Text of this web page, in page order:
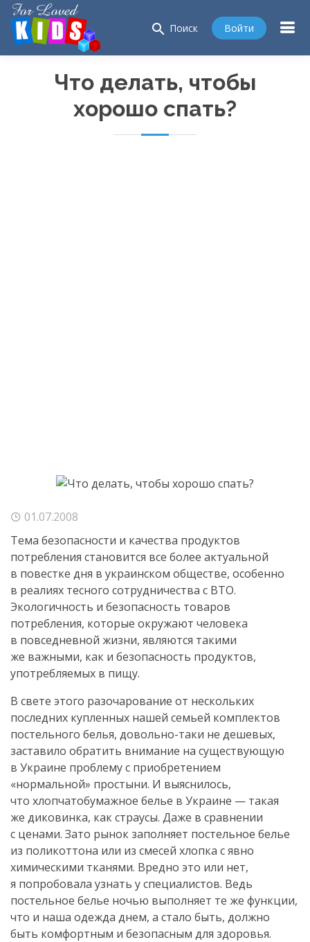
search Поиск Войти
Что делать, чтобы
хорошо спать?
01.07.2008
Тема безопасности и качества продуктов
потребления становится все более актуальной
в повестке дня в украинском обществе, особенно
в реалиях тесного сотрудничества с ВТО.
Экологичность и безопасность товаров
потребления, которые окружают человека
в повседневной жизни, являются такими
же важными, как и безопасность продуктов,
употребляемых в пищу.
В свете этого разочарование от нескольких
последних купленных нашей семьей комплектов
постельного белья, довольно-таки не дешевых,
заставило обратить внимание на существующую
в Украине проблему с приобретением
«нормальной» простыни. И выяснилось,
что хлопчатобумажное белье в Украине — такая
же диковинка, как страусы. Даже в сравнении
с ценами. Зато рынок заполняет постельное белье
из поликоттона или из смесей хлопка с явно
химическими тканями. Вредно это или нет,
я попробовала узнать у специалистов. Ведь
постельное белье ночью выполняет те же функции,
что и наша одежда днем, а стало быть, должно
быть комфортным и безопасным для здоровья.